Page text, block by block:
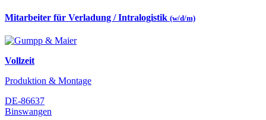
Mitarbeiter für Verladung / Intralogistik (w/d/m)
Vollzeit
Produktion & Montage
DE-86637
Binswangen